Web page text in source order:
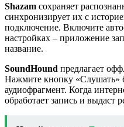
Shazam сохраняет
синхронизирует их с
подключение. Включите
настройках – приложение
название.
SoundHound предлагает
Нажмите кнопку «Слушать»
аудиофрагмент. Когда
обработает запись и выдаст